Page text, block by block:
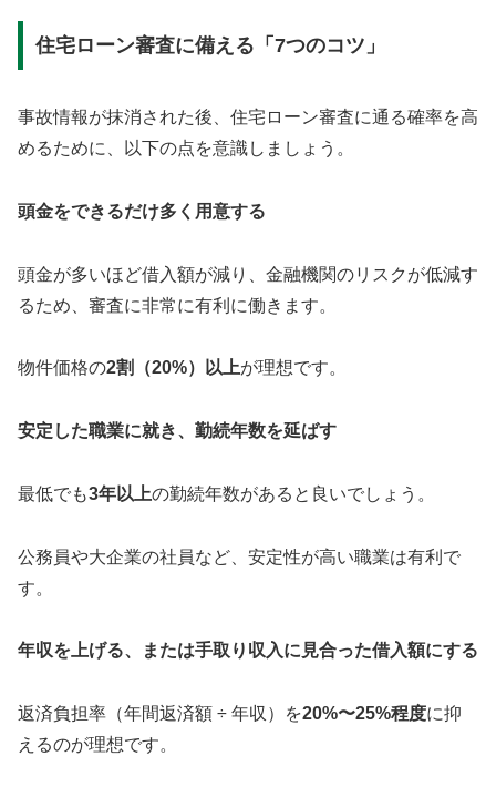
住宅ローン審査に備える「7つのコツ」
事故情報が抹消された後、住宅ローン審査に通る確率を高
めるために、以下の点を意識しましょう。
頭金をできるだけ多く用意する
頭金が多いほど借入額が減り、金融機関のリスクが低減す
るため、審査に非常に有利に働きます。
物件価格の2割（20%）以上が理想です。
安定した職業に就き、勤続年数を延ばす
最低でも3年以上の勤続年数があると良いでしょう。
公務員や大企業の社員など、安定性が高い職業は有利で
す。
年収を上げる、または手取り収入に見合った借入額にする
返済負担率（年間返済額 ÷ 年収）を20%〜25%程度に抑
えるのが理想です。